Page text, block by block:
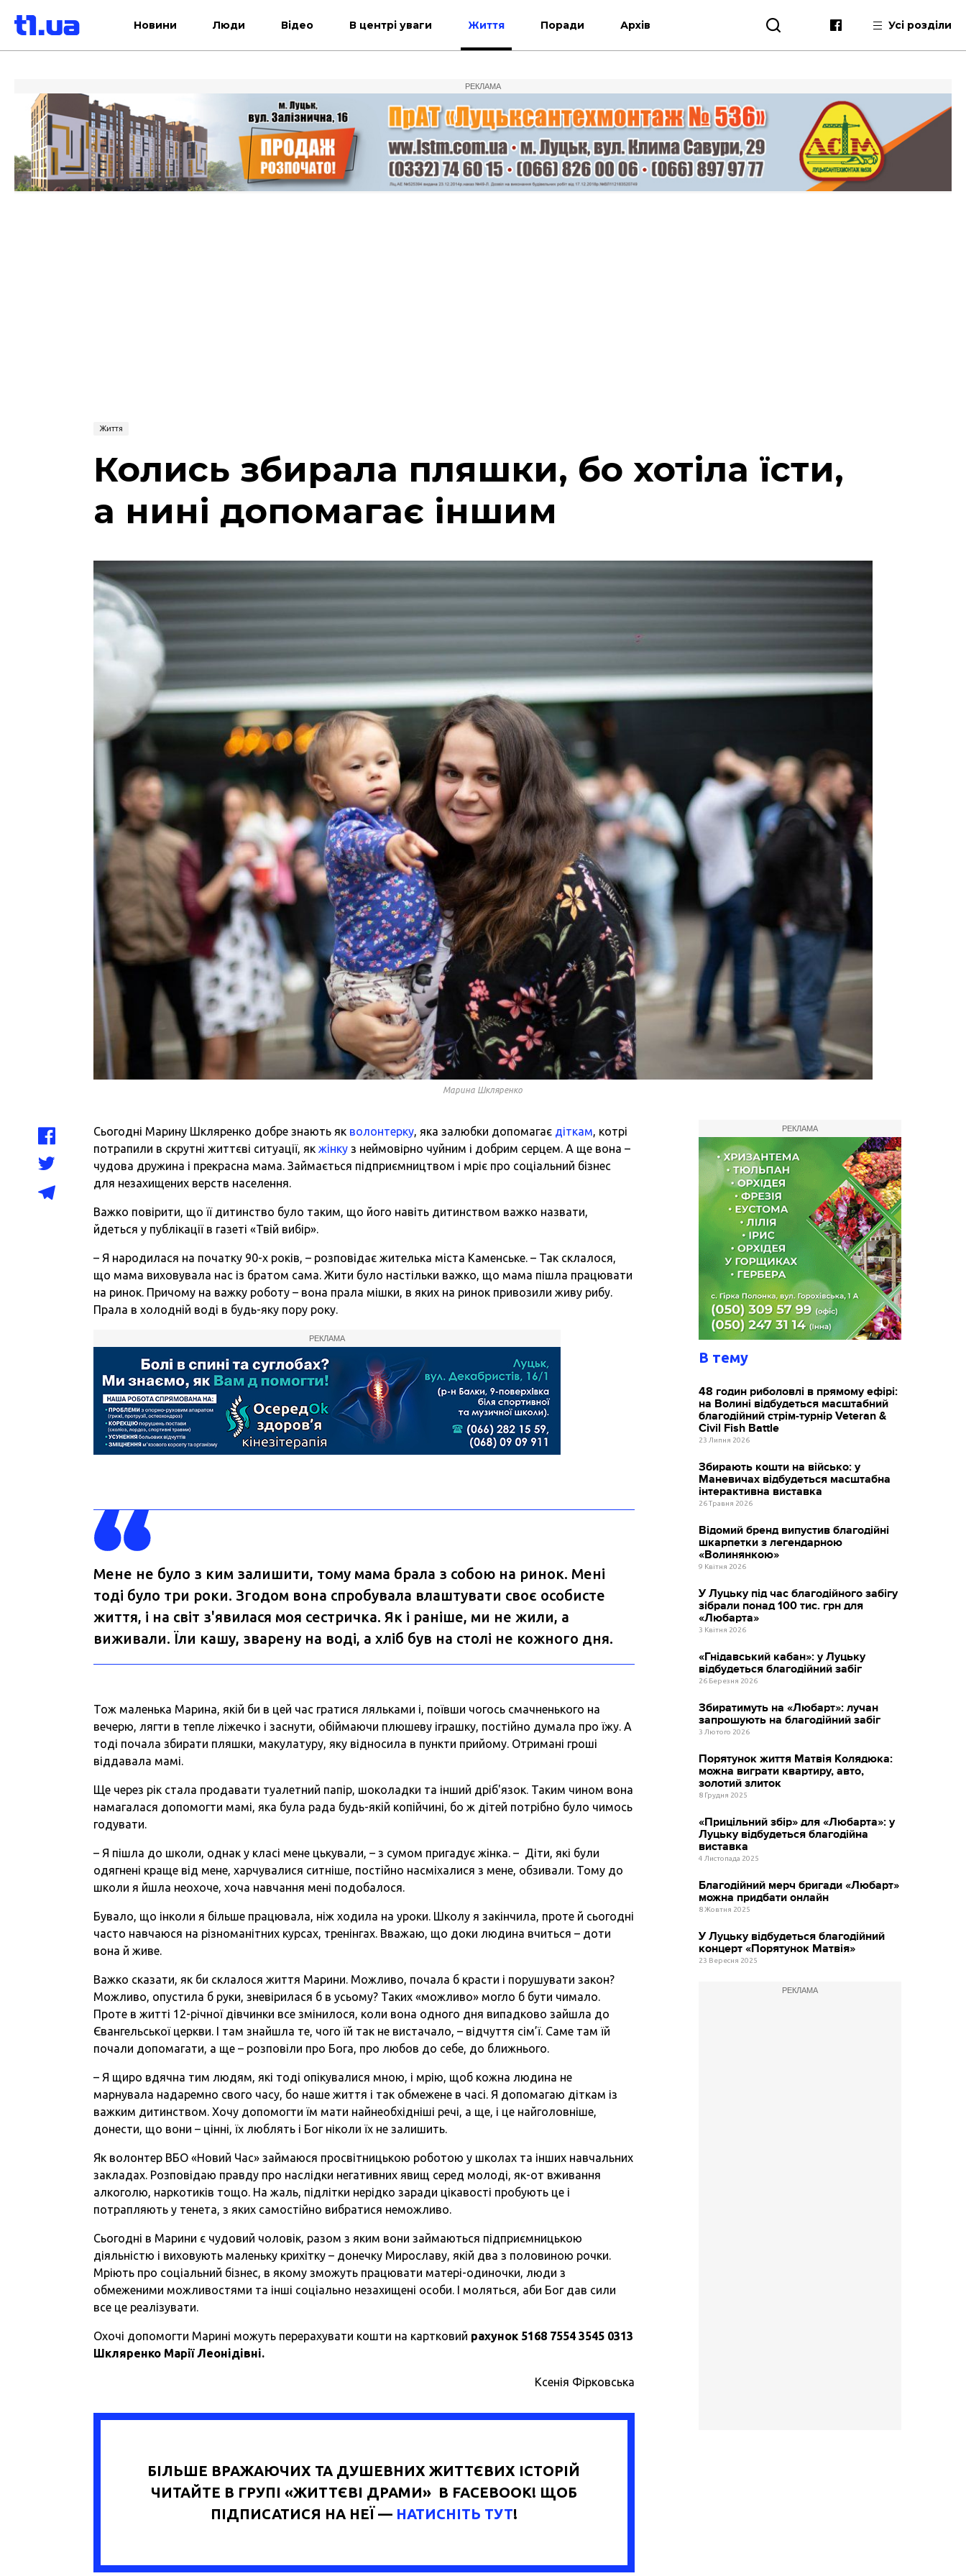
Новини Люди Відео В центрі уваги Життя Поради Архів Усі розділи
РЕКЛАМА
Життя
Колись збирала пляшки, бо хотіла їсти,
а нині допомагає іншим
Марина Шкляренко
Сьогодні Марину Шкляренко добре знають як волонтерку, яка залюбки допомагає діткам, котрі
потрапили в скрутні життєві ситуації, якжінку з неймовірно чуйним і добрим серцем. А ще вона –
чудова дружина і прекрасна мама. Займається підприємництвом і мріє про соціальний бізнес
для незахищених верств населення.
Важко повірити, що її дитинство було таким, що його навіть дитинством важко назвати,
йдеться у публікації в газеті «Твій вибір».
– Я народилася на початку 90-х років, – розповідає жителька міста Каменське. – Так склалося,
що мама виховувала нас із братом сама. Жити було настільки важко, що мама пішла працювати
на ринок. Причому на важку роботу – вона прала мішки, в яких на ринок привозили живу рибу.
Прала в холодній воді в будь-яку пору року.
РЕКЛАМА
Мене не було з ким залишити, тому мама брала з собою на ринок. Мені
тоді було три роки. Згодом вона спробувала влаштувати своє особисте
життя, і на світ з'явилася моя сестричка. Як і раніше, ми не жили, а
виживали. Їли кашу, зварену на воді, а хліб був на столі не кожного дня.
Тож маленька Марина, якій би в цей час гратися ляльками і, поївши чогось смачненького на
вечерю, лягти в тепле ліжечко і заснути, обіймаючи плюшеву іграшку, постійно думала про їжу. А
тоді почала збирати пляшки, макулатуру, яку відносила в пункти прийому. Отримані гроші
віддавала мамі.
Ще через рік стала продавати туалетний папір, шоколадки та інший дріб'язок. Таким чином вона
намагалася допомогти мамі, яка була рада будь-якій копійчині, бо ж дітей потрібно було чимось
годувати.
– Я пішла до школи, однак у класі мене цькували, – з сумом пригадує жінка. – Діти, які були
одягнені краще від мене, харчувалися ситніше, постійно насміхалися з мене, обзивали. Тому до
школи я йшла неохоче, хоча навчання мені подобалося.
Бувало, що інколи я більше працювала, ніж ходила на уроки. Школу я закінчила, проте й сьогодні
часто навчаюся на різноманітних курсах, тренінгах. Вважаю, що доки людина вчиться – доти
вона й живе.
Важко сказати, як би склалося життя Марини. Можливо, почала б красти і порушувати закон?
Можливо, опустила б руки, зневірилася б в усьому? Таких «можливо» могло б бути чимало.
Проте в житті 12-річної дівчинки все змінилося, коли вона одного дня випадково зайшла до
Євангельської церкви. І там знайшла те, чого їй так не вистачало, – відчуття сім’ї. Саме там їй
почали допомагати, а ще – розповіли про Бога, про любов до себе, до ближнього.
– Я щиро вдячна тим людям, які тоді опікувалися мною, і мрію, щоб кожна людина не
марнувала надаремно свого часу, бо наше життя і так обмежене в часі. Я допомагаю діткам із
важким дитинством. Хочу допомогти їм мати найнеобхідніші речі, а ще, і це найголовніше,
донести, що вони – цінні, їх люблять і Бог ніколи їх не залишить.
Як волонтер ВБО «Новий Час» займаюся просвітницькою роботою у школах та інших навчальних
закладах. Розповідаю правду про наслідки негативних явищ серед молоді, як-от вживання
алкоголю, наркотиків тощо. На жаль, підлітки нерідко заради цікавості пробують це і
потрапляють у тенета, з яких самостійно вибратися неможливо.
Сьогодні в Марини є чудовий чоловік, разом з яким вони займаються підприємницькою
діяльністю і виховують маленьку крихітку – донечку Мирославу, якій два з половиною рочки.
Мріють про соціальний бізнес, в якому зможуть працювати матері-одиночки, люди з
обмеженими можливостями та інші соціально незахищені особи. І моляться, аби Бог дав сили
все це реалізувати.
Охочі допомогти Марині можуть перерахувати кошти на картковий рахунок 5168 7554 3545 0313
Шкляренко Марії Леонідівні.
Ксенія Фірковська
БІЛЬШЕ ВРАЖАЮЧИХ ТА ДУШЕВНИХ ЖИТТЄВИХ ІСТОРІЙ
ЧИТАЙТЕ В ГРУПІ «ЖИТТЄВІ ДРАМИ» В FACEBOOK! ЩОБ
ПІДПИСАТИСЯ НА НЕЇ — НАТИСНІТЬ ТУТ!
РЕКЛАМА
В тему
48 годин риболовлі в прямому ефірі:
на Волині відбудеться масштабний
благодійний стрім-турнір Veteran &
Civil Fish Battle
23 Липня 2026
Збирають кошти на військо: у
Маневичах відбудеться масштабна
інтерактивна виставка
26 Травня 2026
Відомий бренд випустив благодійні
шкарпетки з легендарною
«Волинянкою»
9 Квітня 2026
У Луцьку під час благодійного забігу
зібрали понад 100 тис. грн для
«Любарта»
3 Квітня 2026
«Гнідавський кабан»: у Луцьку
відбудеться благодійний забіг
26 Березня 2026
Збиратимуть на «Любарт»: лучан
запрошують на благодійний забіг
3 Лютого 2026
Порятунок життя Матвія Колядюка:
можна виграти квартиру, авто,
золотий злиток
8 Грудня 2025
«Прицільний збір» для «Любарта»: у
Луцьку відбудеться благодійна
виставка
4 Листопада 2025
Благодійний мерч бригади «Любарт»
можна придбати онлайн
8 Жовтня 2025
У Луцьку відбудеться благодійний
концерт «Порятунок Матвія»
23 Вересня 2025
РЕКЛАМА